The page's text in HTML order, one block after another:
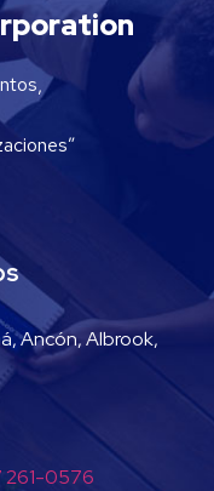
Ancón, Albrook,
261-0576